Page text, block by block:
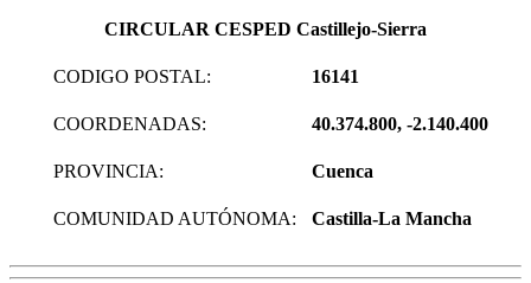
CIRCULAR CESPED Castillejo-Sierra
CODIGO POSTAL: 16141
COORDENADAS: 40.374.800, -2.140.400
PROVINCIA: Cuenca
COMUNIDAD AUTÓNOMA: Castilla-La Mancha